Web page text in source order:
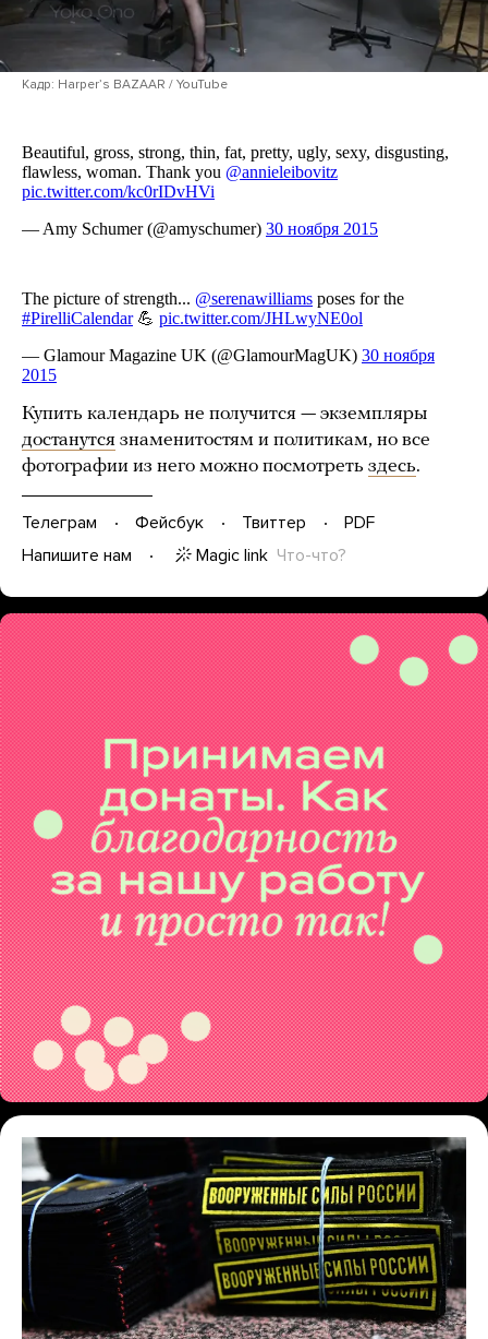
Кадр: Harperʼs BAZAAR / YouTube
Купить календарь не получится — экземпляры
достанутся знаменитостям и политикам, но все
фотографии из него можно посмотреть здесь.
Телеграм Фейсбук Твиттер
PDF
Напишите нам
Magic link Что-что?